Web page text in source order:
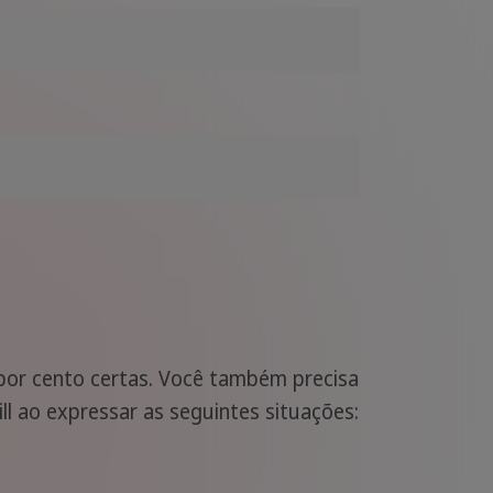
cento certas. Você também precisa
ao expressar as seguintes situações: